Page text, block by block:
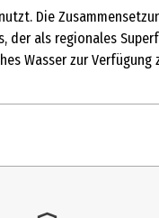
Die
der als regionales
Wasser zur Verfügung